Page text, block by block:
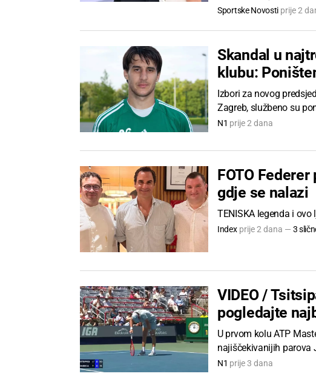
Sportske Novosti prije 2
Skandal u
klubu:
Izbori za novog
Zagreb, službeno su
N1 prije 2 dana
FOTO
gdje se nalazi
TENISKA legenda i
Indexprije 2 dana — 3
VIDEO /
pogledajte
U prvom kolu ATP
najiščekivanijih parova
N1 prije 3 dana